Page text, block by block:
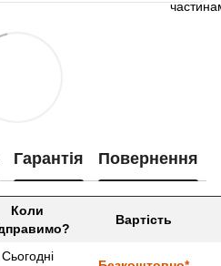
Гарантія Повернення
Коли
Вартість
Сьогодні